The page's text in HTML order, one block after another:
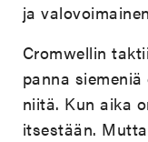
ja
Cromwellin
panna
niitä. Kun aika
itsestään.